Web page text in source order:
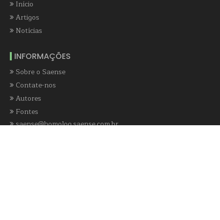
Início
Artigos
Notícias
INFORMAÇÕES
Sobre o Saense
Contate-nos
Autores
Fontes
saense@homolog.saense.com.br